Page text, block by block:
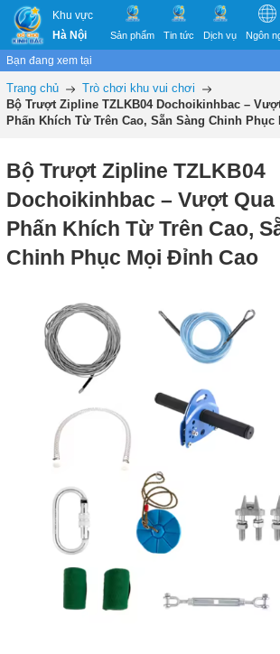
Khu vực
Hà Nội
Sản phẩm Tin tức Dịch vụ Ngôn
Bạn đang xem tại
Trang chủ
Trò chơi khu vui chơi
Bộ Trượt Zipline TZLKB04 Dochoikinhbac –
Phấn Khích Từ Trên Cao, Sẵn Sàng Chinh
Bộ Trượt Zipline TZLKB04
Dochoikinhbac – Vượt Qua
Phấn Khích Từ Trên Cao,
Chinh Phục Mọi Đỉnh Cao